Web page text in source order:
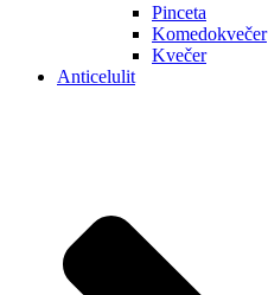
Pinceta
Komedokvečer
Kvečer
Anticelulit